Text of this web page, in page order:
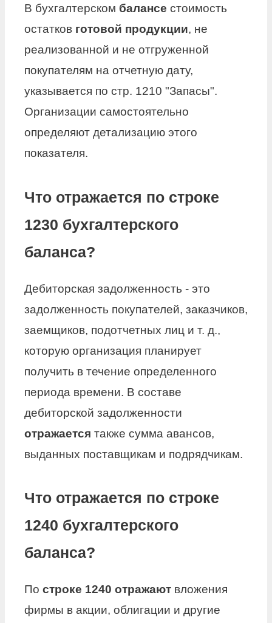
В бухгалтерском балансе стоимость
остатков готовой продукции, не
реализованной и не отгруженной
покупателям на отчетную дату,
указывается по стр. 1210 "Запасы".
Организации самостоятельно
определяют детализацию этого
показателя.
Что отражается по строке
1230 бухгалтерского
баланса?
Дебиторская задолженность - это
задолженность покупателей, заказчиков,
заемщиков, подотчетных лиц и т. д.,
которую организация планирует
получить в течение определенного
периода времени. В составе
дебиторской задолженности
отражается также сумма авансов,
выданных поставщикам и подрядчикам.
Что отражается по строке
1240 бухгалтерского
баланса?
По строке 1240 отражают вложения
фирмы в акции, облигации и другие